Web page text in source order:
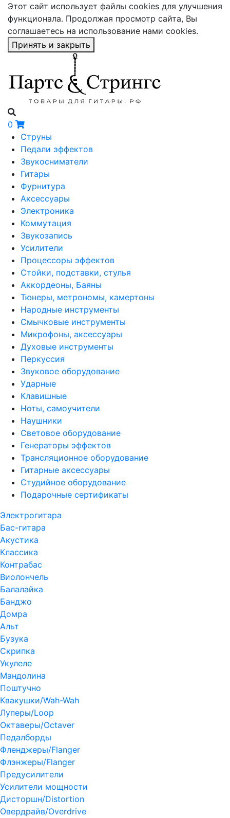
Этот сайт использует файлы cookies для улучшения
функционала. Продолжая просмотр сайта, Вы
соглашаетесь на использование нами cookies.
Принять и закрыть
0
Струны
Педали эффектов
Звукосниматели
Гитары
Фурнитура
Аксессуары
Электроника
Коммутация
Звукозапись
Усилители
Процессоры эффектов
Стойки, подставки, стулья
Аккордеоны, Баяны
Тюнеры, метрономы, камертоны
Народные инструменты
Смычковые инструменты
Микрофоны, аксессуары
Духовые инструменты
Перкуссия
Звуковое оборудование
Ударные
Клавишные
Ноты, самоучители
Наушники
Световое оборудование
Генераторы эффектов
Трансляционное оборудование
Гитарные аксессуары
Студийное оборудование
Подарочные сертификаты
Электрогитара
Бас-гитара
Акустика
Классика
Контрабас
Виолончель
Балалайка
Банджо
Домра
Альт
Бузука
Скрипка
Укулеле
Мандолина
Поштучно
Квакушки/Wah-Wah
Луперы/Loop
Октаверы/Octaver
Педалборды
Фленджеры/Flanger
Флэнжеры/Flanger
Предусилители
Усилители мощности
Дисторшн/Distortion
Овердрайв/Overdrive